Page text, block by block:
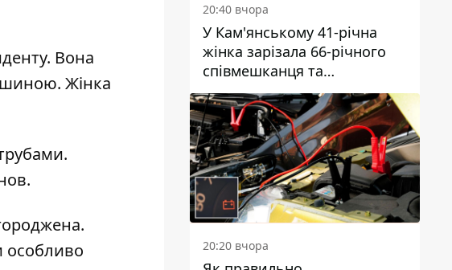
Вона
Жінка
особливо
20:40 вчора
У Кам'янському 41-річна
жінка зарізала 66-річного
співмешканця та
намагалась обманути
поліцейських
20:20 вчора